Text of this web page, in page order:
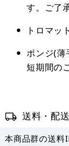
す。ご了
トロマッ
ポンジ(
短期間の
送料・配
本商品群の送料